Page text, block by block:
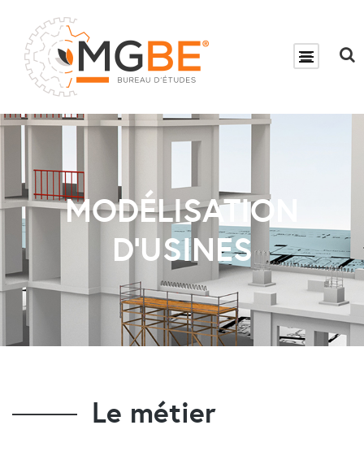
MODÉLISATION
D’USINES
Le métier